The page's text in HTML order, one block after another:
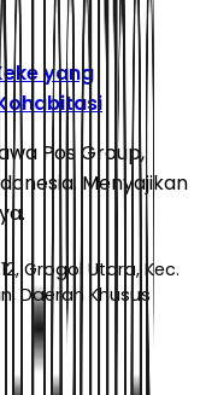
yang
Pos Group,
Menyajikan
Grogol Utara, Kec.
Daerah Khusus